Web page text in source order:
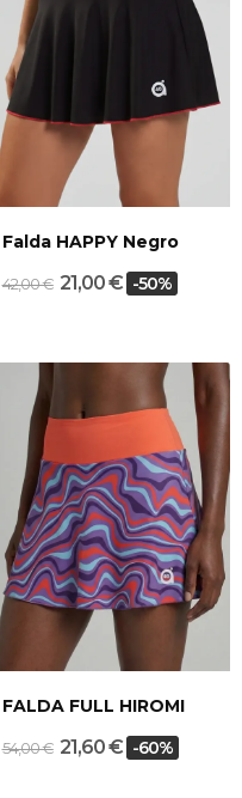
Falda HAPPY Negro
42,00 € 21,00 € -50%
FALDA FULL HIROMI
54,00 € 21,60 € -60%